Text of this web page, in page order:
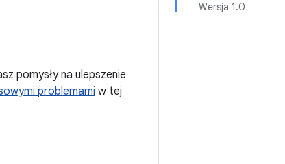
Wersja 1.0
pomysły na ulepszenie
problemami w tej